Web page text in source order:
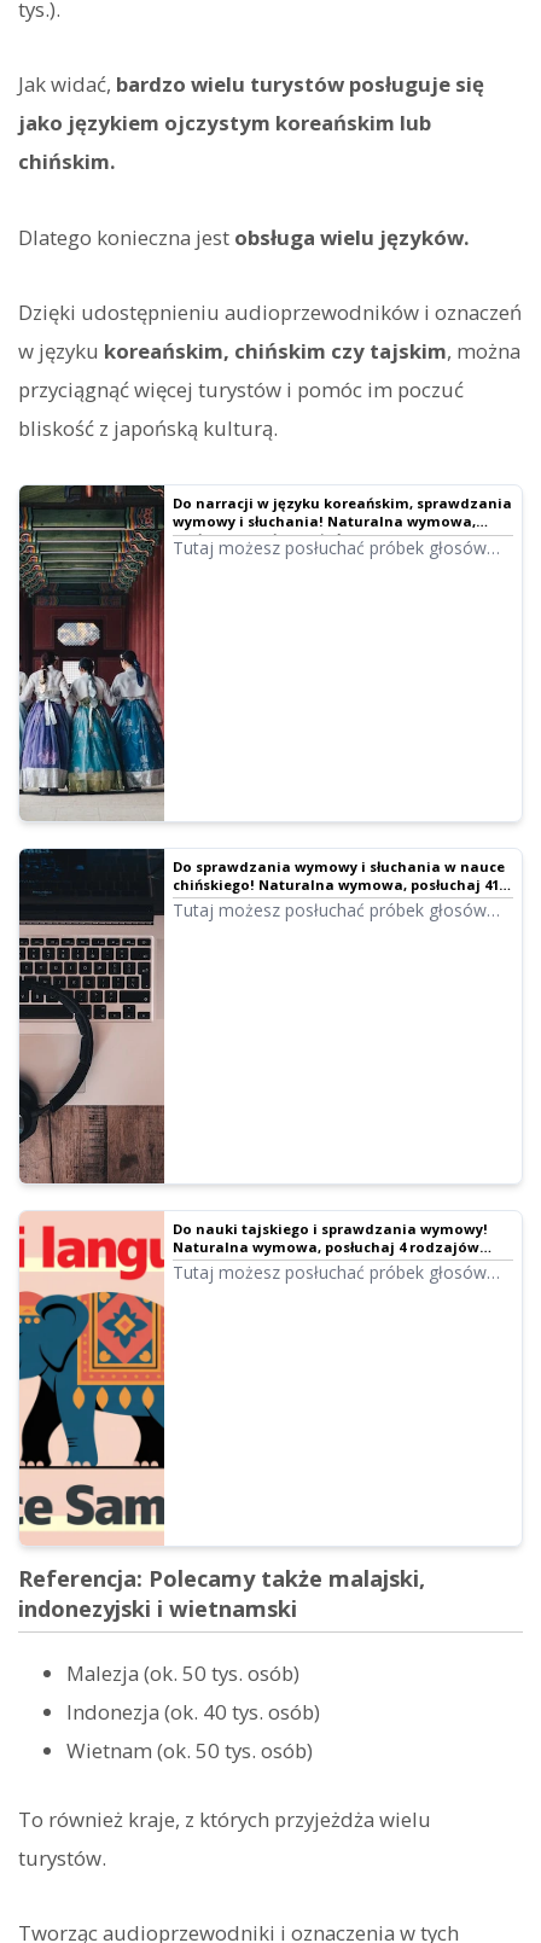
tys.).
Jak widać, bardzo wielu turystów posługuje się
jako językiem ojczystym koreańskim lub
chińskim.
Dlatego konieczna jest obsługa wielu języków.
Dzięki udostępnieniu audioprzewodników i oznaczeń
w języku koreańskim, chińskim czy tajskim, można
przyciągnąć więcej turystów i pomóc im poczuć
bliskość z japońską kulturą.
Do narracji w języku koreańskim, sprawdzania
wymowy i słuchania! Naturalna wymowa,
posłuchaj 14 głosów żeńskich i męskich
Tutaj możesz posłuchać próbek głosów
Do sprawdzania wymowy i słuchania w nauce
chińskiego! Naturalna wymowa, posłuchaj 41
głosów żeńskich, męskich i dziecięcych
Tutaj możesz posłuchać próbek głosów
Do nauki tajskiego i sprawdzania wymowy!
Naturalna wymowa, posłuchaj 4 rodzajów
głosów żeńskich i męskich
Tutaj możesz posłuchać próbek głosów
Referencja: Polecamy także malajski,
indonezyjski i wietnamski
Malezja (ok. 50 tys. osób)
Indonezja (ok. 40 tys. osób)
Wietnam (ok. 50 tys. osób)
To również kraje, z których przyjeżdża wielu
turystów.
Tworząc audioprzewodniki i oznaczenia w tych